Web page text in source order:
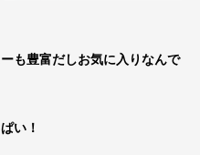
も豊富だしお気に入りなんで
い！